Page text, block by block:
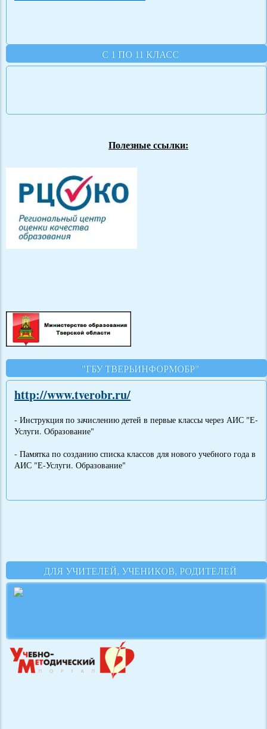
С 1 ПО 11 КЛАСС
Полезные ссылки:
"ГБУ ТВЕРЬИНФОРМОБР"
http://www.tverobr.ru/
- Инструкция по зачислению детей в первые классы через АИС "Е-
Услуги. Образование"
- Памятка по созданию списка классов для нового учебного года в
АИС "Е-Услуги. Образование"
ДЛЯ УЧИТЕЛЕЙ, УЧЕНИКОВ, РОДИТЕЛЕЙ